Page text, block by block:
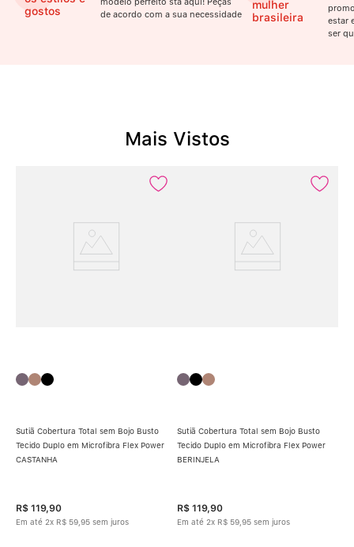
gostos
de acordo com a sua necessidade
mulher
brasileira
estar
ser
Mais Vistos
Sutiã Cobertura Total sem Bojo Busto
Tecido Duplo em Microfibra Flex Power
CASTANHA
R$ 119,90
Em até 2x R$ 59 95 sem juros
Sutiã Cobertura Total sem Bojo Busto
Tecido Duplo em Microfibra Flex Power
BERINJELA
R$ 119,90
Em até 2x R$ 59 95 sem juros